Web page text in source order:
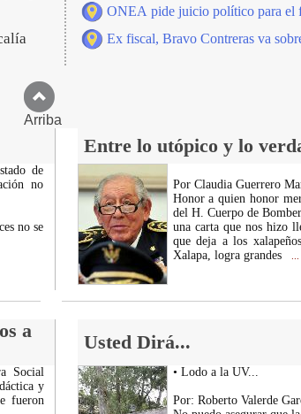
ONEA pide juicio político para el
Ex fiscal, Bravo Contreras va
Arriba
Entre lo utópico y lo
de
no
no se
Por Claudia Guerrero
Honor a quien honor
del H. Cuerpo de
una carta que nos hizo
que deja a los
Xalapa, logra grandes
a
Usted Dirá...
Social
y
fueron
• Lodo a la UV...
Por: Roberto Valerde